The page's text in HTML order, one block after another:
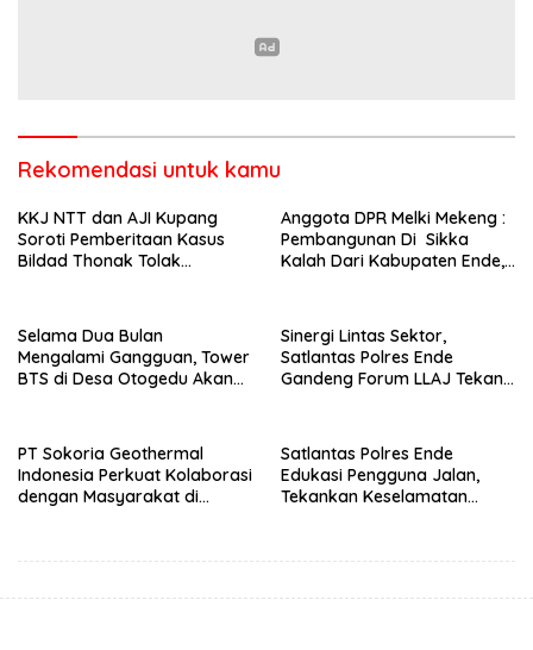
Rekomendasi untuk kamu
KKJ NTT dan AJI Kupang
Soroti Pemberitaan Kasus
Bildad Thonak Tolak
Anggota DPR Melki Mekeng :
Pembangunan Di Sikka
Kalah Dari Kabupaten Ende,
Selama Dua Bulan
Mengalami Gangguan, Tower
BTS di Desa Otogedu Akan
Sinergi Lintas Sektor,
Satlantas Polres Ende
Gandeng Forum LLAJ Tekan
PT Sokoria Geothermal
Indonesia Perkuat Kolaborasi
dengan Masyarakat di
Satlantas Polres Ende
Edukasi Pengguna Jalan,
Tekankan Keselamatan